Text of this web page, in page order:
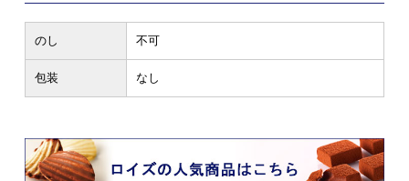
のし 不可
包装 なし